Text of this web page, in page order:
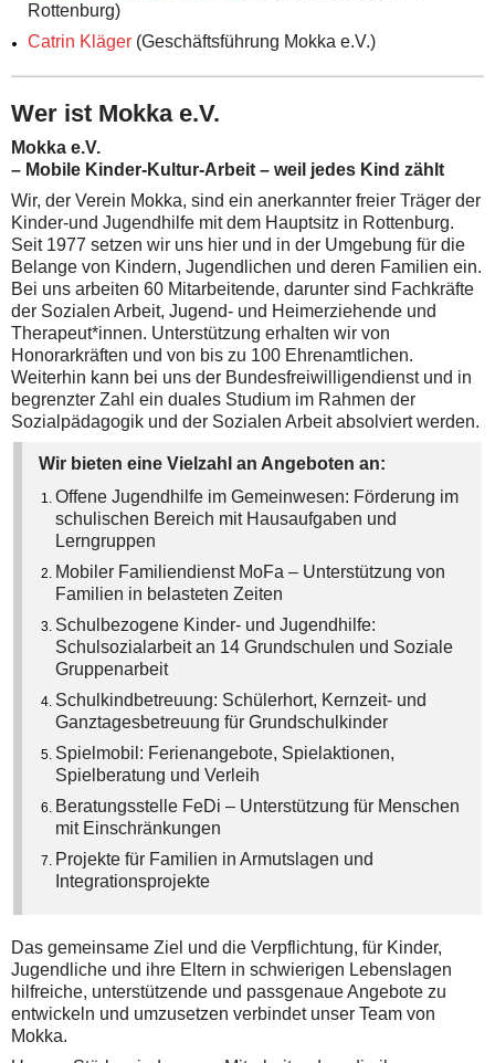
Rottenburg)
Catrin Kläger (Geschäftsführung Mokka e.V.)
Wer ist Mokka e.V.
Mokka e.V.
– Mobile Kinder-Kultur-Arbeit – weil jedes Kind zählt
Wir, der Verein Mokka, sind ein anerkannter freier Träger der
Kinder-und Jugendhilfe mit dem Hauptsitz in Rottenburg.
Seit 1977 setzen wir uns hier und in der Umgebung für die
Belange von Kindern, Jugendlichen und deren Familien ein.
Bei uns arbeiten 60 Mitarbeitende, darunter sind Fachkräfte
der Sozialen Arbeit, Jugend- und Heimerziehende und
Therapeut*innen. Unterstützung erhalten wir von
Honorarkräften und von bis zu 100 Ehrenamtlichen.
Weiterhin kann bei uns der Bundesfreiwilligendienst und in
begrenzter Zahl ein duales Studium im Rahmen der
Sozialpädagogik und der Sozialen Arbeit absolviert werden.
Wir bieten eine Vielzahl an Angeboten an:
Offene Jugendhilfe im Gemeinwesen: Förderung im
schulischen Bereich mit Hausaufgaben und
Lerngruppen
Mobiler Familiendienst MoFa – Unterstützung von
Familien in belasteten Zeiten
Schulbezogene Kinder- und Jugendhilfe:
Schulsozialarbeit an 14 Grundschulen und Soziale
Gruppenarbeit
Schulkindbetreuung: Schülerhort, Kernzeit- und
Ganztagesbetreuung für Grundschulkinder
Spielmobil: Ferienangebote, Spielaktionen,
Spielberatung und Verleih
Beratungsstelle FeDi – Unterstützung für Menschen
mit Einschränkungen
Projekte für Familien in Armutslagen und
Integrationsprojekte
Das gemeinsame Ziel und die Verpflichtung, für Kinder,
Jugendliche und ihre Eltern in schwierigen Lebenslagen
hilfreiche, unterstützende und passgenaue Angebote zu
entwickeln und umzusetzen verbindet unser Team von
Mokka.